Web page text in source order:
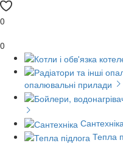
0
0
опалювальні прилади
Сантехніка
Тепла